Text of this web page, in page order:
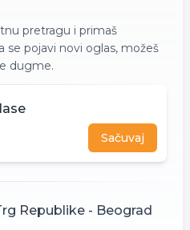
pretragu i primaš
se pojavi novi oglas, možeš
dugme.
Sačuvaj
Republike - Beograd